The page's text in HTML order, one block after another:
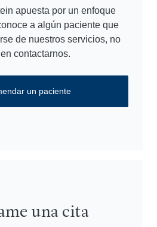
apuesta por un enfoque
a algún paciente que
de nuestros servicios, no
contactarnos.
un paciente
una cita